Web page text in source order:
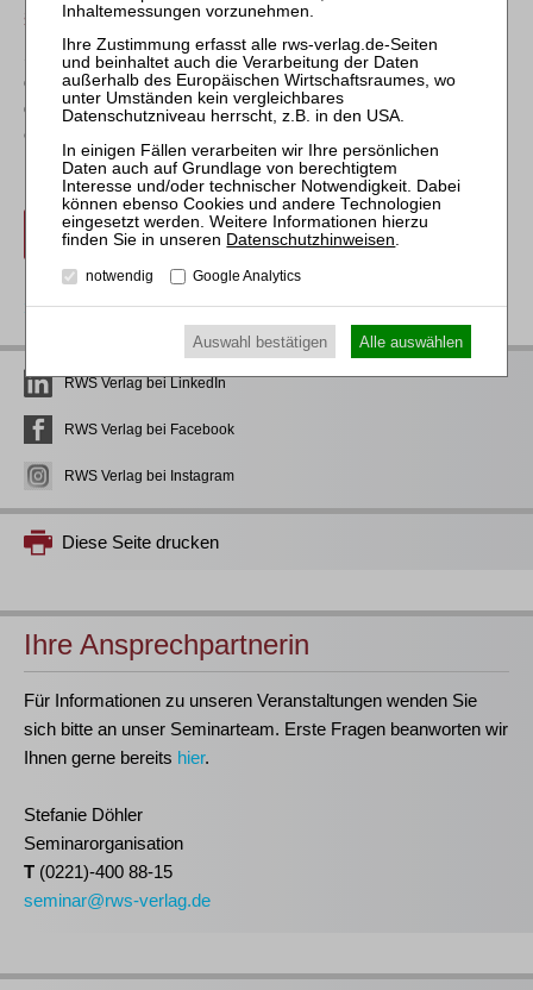
§ 15 FAO
Sie erhalten eine Teilnahmebescheinigung über 6 Zeitstunden,
die Sie Ihrer Rechtsanwaltskammer als Fortbildungsnachweis
gemäß § 15 FAO vorlegen können. Über die Anerkennung
entscheidet Ihre Rechtsanwaltskammer.
anmelden
zurück
RWS Verlag bei LinkedIn
RWS Verlag bei Facebook
RWS Verlag bei Instagram
Diese Seite drucken
Ihre Ansprechpartnerin
Für Informationen zu unseren Veranstaltungen wenden Sie
sich bitte an unser Seminarteam. Erste Fragen beanworten wir
Ihnen gerne bereits hier.
Stefanie Döhler
Seminarorganisation
T (0221)-400 88-15
seminar@rws-verlag.de
Datenschutzhinweisen
notwendig Google Analytics
Auswahl bestätigen Alle auswählen